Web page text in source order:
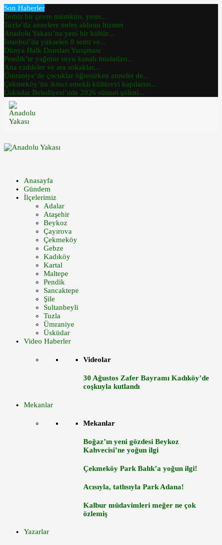
Son Haberler
Temiz bir çevre mümkün, yeter...
Tuzla’da annelere nefes aldıran hizmet
Anadolu Yakası’na yeni bir kültür...
İstanbul’da yükselen 8 semt ve...
Dünya Halk Dansları Yarışması
Pendik’te yağmur suyu kanalı imalatları...
Ana caddeler ve ara sokaklar...
Ümraniye’de çocuklar öğrenirken anneler de...
Çekmeköy’ün ikinci emekli kültürevi kapılarını...
Üsküdar Belediyesi’nde 2026 sünnet şöleni...
Anasayfa
Gündem
İlçelerimiz
Adalar
Ataşehir
Beykoz
Çayırova
Çekmeköy
Gebze
Kadıköy
Kartal
Maltepe
Pendik
Sancaktepe
Şile
Sultanbeyli
Tuzla
Ümraniye
Üsküdar
Video Haberler
Videolar
30 Ağustos Zafer Bayramı Kadıköy’de
coşkuyla kutlandı
Mekanlar
Mekanlar
Boğaz’ın yeni gözdesi Beykoz
Kahvecisi’ne yoğun ilgi
Çekmeköy Park Balık’a yoğun ilgi!
Acısıyla, tatlısıyla Park Adana!
Kalbur müdavimleri meğer ne çok
özlemiş
Yazarlar